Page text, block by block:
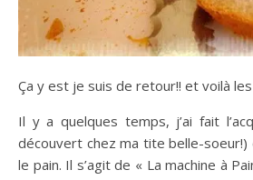
Ça y est je suis de retour!! et voilà
Il y a quelques temps, j’ai fait
découvert chez ma tite belle-soeur!)
le pain. Il s’agit de « La machine à